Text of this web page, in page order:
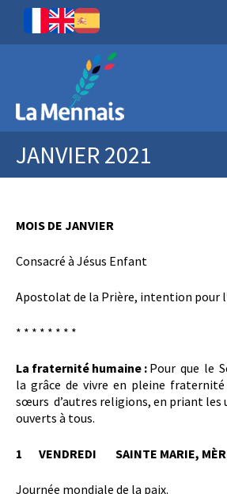
JANVIER 2021
MOIS DE JANVIER
Consacré à Jésus Enfant
Apostolat de la Prière, intention pour
* * * * * * * *
La fraternité humaine : Pour que le
la grâce de vivre en pleine
sœurs d’autres religions, en priant les
ouverts à tous.
1 VENDREDI SAINTE MARIE,
Journée mondiale de la paix.